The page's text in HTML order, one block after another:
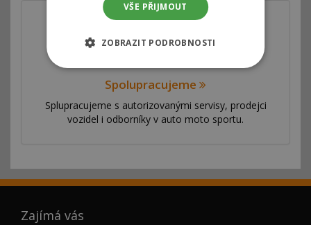
Spolupracujeme
Splupracujeme s autorizovanými servisy, prodejci
vozidel i odborníky v auto moto sportu.
Zajímá vás
VŠE PŘIJMOUT
ZOBRAZIT PODROBNOSTI